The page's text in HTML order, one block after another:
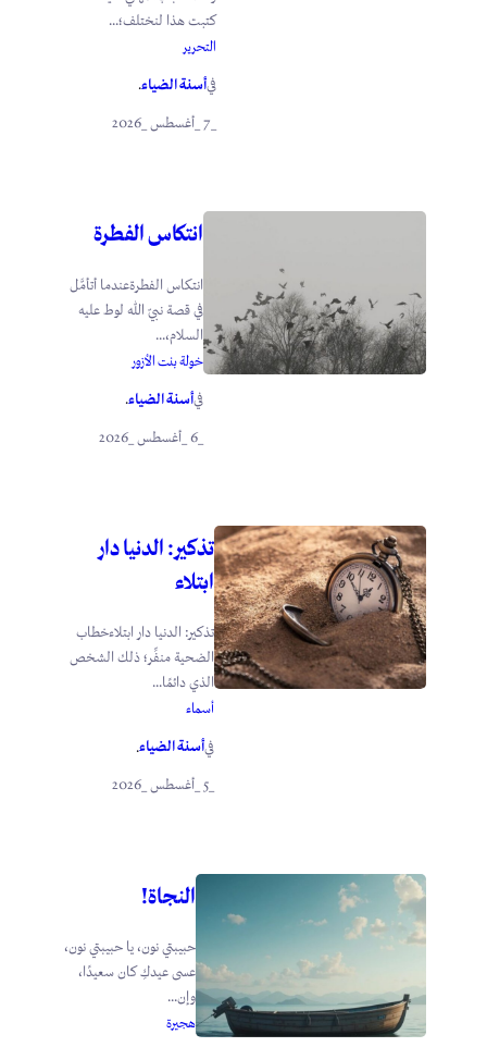
كتبت هذا لنختلف؛...
التحرير
فيأسنة الضياء.
انتكاس الفطرة
انتكاس الفطرةعندما أتأمَّل
في قصة نبيّ الله لوط عليه
السلام،...
خولة بنت الأزور
فيأسنة الضياء.
تذكير: الدنيا دار
ابتلاء
تذكير: الدنيا دار ابتلاءخطاب
الضحية منفِّر؛ ذلك الشخص
الذي دائمًا...
أسماء
فيأسنة الضياء.
_5 _أغسطس _2026
النجاة!
حبيبتي نون، يا حبيبتي نون،
عسى عيدكِ كان سعيدًا،
وإن...
هجيرة